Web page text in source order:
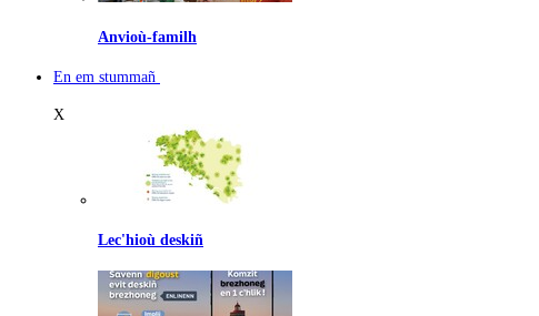
Anvioù-familh
En em stummañ
X
Lec'hioù deskiñ